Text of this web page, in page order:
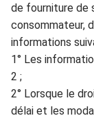
de fourniture de
consommateur,
informations
1° Les
2 ;
2° Lorsque le
délai et les